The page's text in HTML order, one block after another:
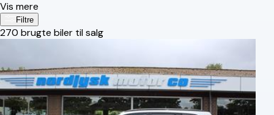
Vis mere
Filtre
270 brugte biler til salg